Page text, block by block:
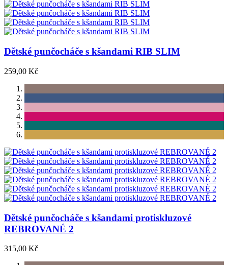
Dětské punčocháče s kšandami RIB SLIM
259,00 Kč
Dětské punčocháče s kšandami protiskluzové
REBROVANÉ 2
315,00 Kč